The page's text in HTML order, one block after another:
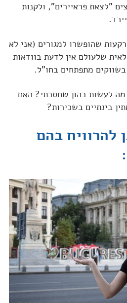
"לצאת פראיירים", ולקנות
שהופשרו למגורים (אני לא
שלעולם אין לדעת בוודאות
מתפתחים בחו"ל.
מה לעשות בהון שחסכתי? האם
בינתיים בשכירות?
להרוויח בהם